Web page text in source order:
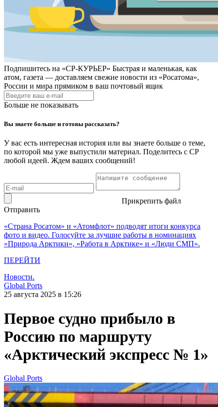
Подпишитесь на «СР-КУРЬЕР» Быстрая и маленькая, как
атом, газета — доставляем свежие новости из «Росатома»,
России и мира прямиком в ваш почтовый ящик
Больше не показывать
Вы знаете больше и готовы рассказать?
У вас есть интересная история или вы знаете больше о теме,
по которой мы уже выпустили материал. Поделитесь с СР
любой идеей. Ждем ваших сообщений!
Прикрепить файл
Отправить
«Страна Росатом» и «Атомфлот» подводят итоги конкурса
фото и видео. Голосуйте за лучшие работы в номинациях
«Природа Арктики», «Работа в Арктике» и «Люди СМП».
ПЕРЕЙТИ
Новости.
Global Ports
25 августа 2025 в 15:26
Первое судно прибыло в
Россию по маршруту
«Арктический экспресс № 1»
Global Ports